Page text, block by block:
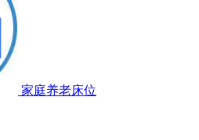
家庭养老床位